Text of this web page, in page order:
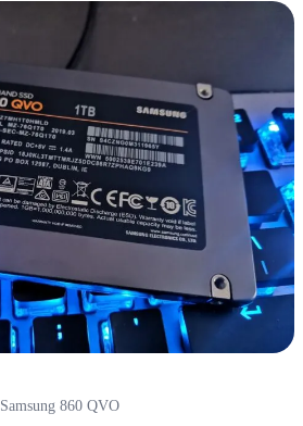
Samsung 860 QVO